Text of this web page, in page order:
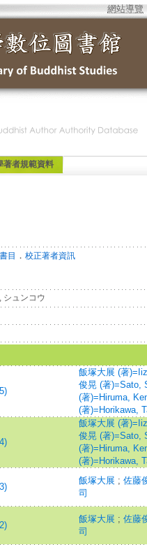
網站導覽
著者規範資料
目 ． 校正著者資訊
シュンコウ
飯塚大展 (著
俊晃 (著)=Sato,
(著)=Hiruma,
(著)=Horikawa,
飯塚大展 (著
俊晃 (著)=Sato,
(著)=Hiruma,
(著)=Horikawa,
飯塚大展 ; 佐藤
司
飯塚大展 ; 佐藤
司